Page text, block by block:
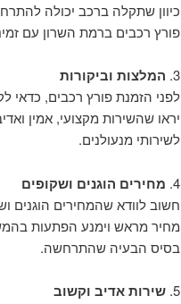
פורץ רכבים ברמת השרון עם
3. המלצות וביקורות
לפני הזמנת פורץ רכבים, כדאי
יראו שהשירות מקצועי, אמין
לשירותי מנעולנים.
4. מחירים הוגנים ושקופים
חשוב לוודא שהמחירים הוגנים
מחיר מראש וימנע הפתעות
בסיס הבעיה שהתרחשה.
5. שירות אדיב וקשוב